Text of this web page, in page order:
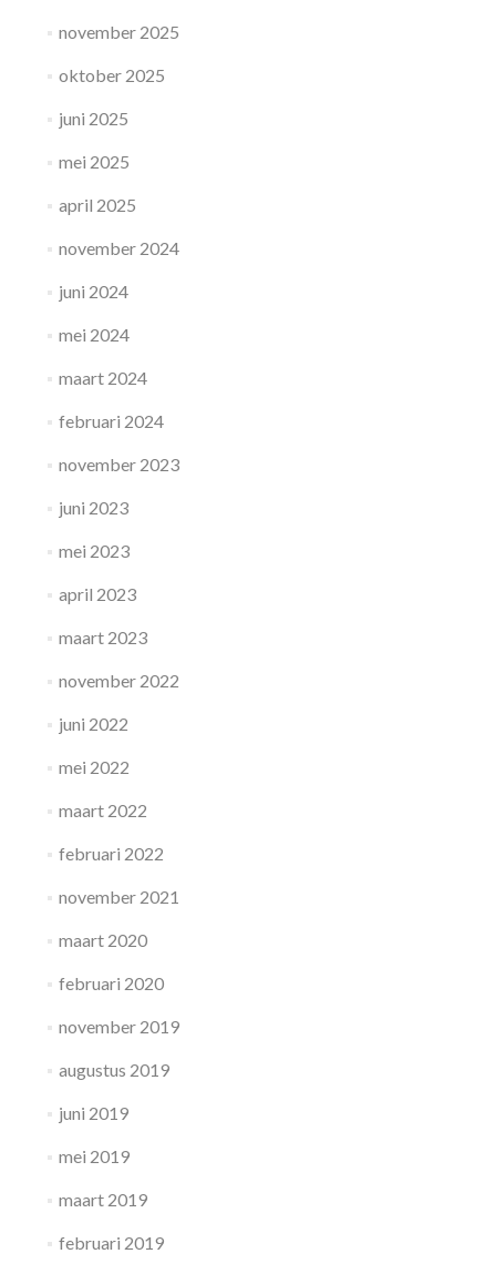
november 2025
oktober 2025
juni 2025
mei 2025
april 2025
november 2024
juni 2024
mei 2024
maart 2024
februari 2024
november 2023
juni 2023
mei 2023
april 2023
maart 2023
november 2022
juni 2022
mei 2022
maart 2022
februari 2022
november 2021
maart 2020
februari 2020
november 2019
augustus 2019
juni 2019
mei 2019
maart 2019
februari 2019